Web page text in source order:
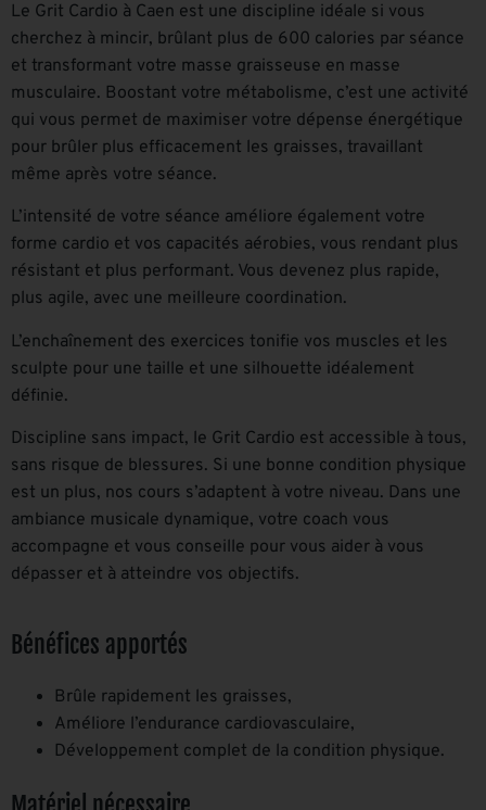
Le Grit Cardio à Caen est une discipline idéale si vous
cherchez à mincir, brûlant plus de 600 calories par séance
et transformant votre masse graisseuse en masse
musculaire. Boostant votre métabolisme, c’est une activité
qui vous permet de maximiser votre dépense énergétique
pour brûler plus efficacement les graisses, travaillant
même après votre séance.
L’intensité de votre séance améliore également votre
forme cardio et vos capacités aérobies, vous rendant plus
résistant et plus performant. Vous devenez plus rapide,
plus agile, avec une meilleure coordination.
L’enchaînement des exercices tonifie vos muscles et les
sculpte pour une taille et une silhouette idéalement
définie.
Discipline sans impact, le Grit Cardio est accessible à tous,
sans risque de blessures. Si une bonne condition physique
est un plus, nos cours s’adaptent à votre niveau. Dans une
ambiance musicale dynamique, votre coach vous
accompagne et vous conseille pour vous aider à vous
dépasser et à atteindre vos objectifs.
Bénéfices apportés
Brûle rapidement les graisses,
Améliore l’endurance cardiovasculaire,
Développement complet de la condition physique.